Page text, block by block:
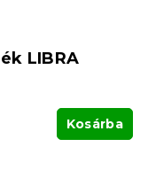
LIBRA
Kosárba